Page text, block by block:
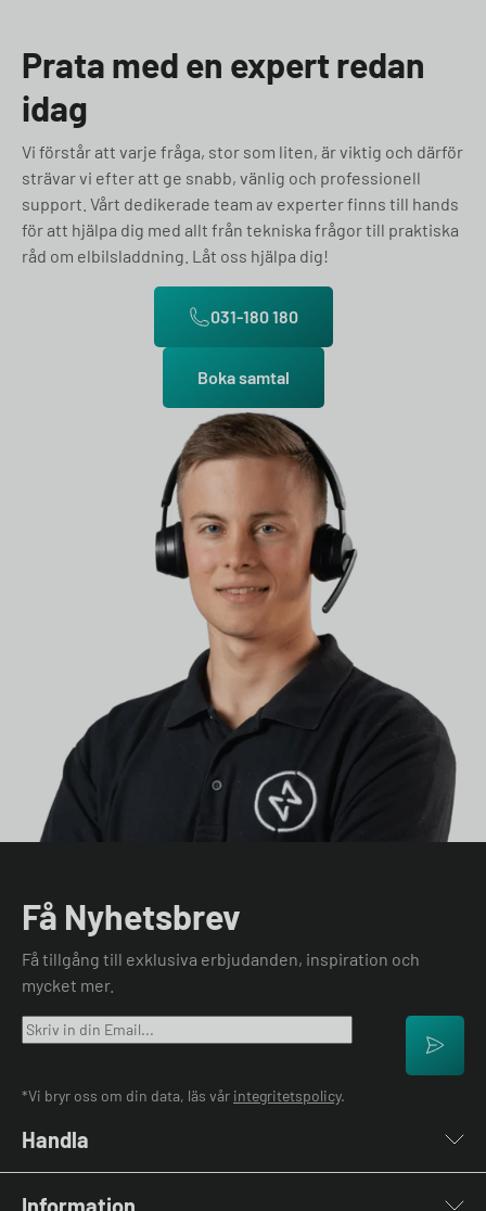
Prata med en expert redan
idag
Vi förstår att varje fråga, stor som liten, är viktig och därför
strävar vi efter att ge snabb, vänlig och professionell
support. Vårt dedikerade team av experter finns till hands
för att hjälpa dig med allt från tekniska frågor till praktiska
råd om elbilsladdning. Låt oss hjälpa dig!
031-180 180
Boka samtal
Få Nyhetsbrev
Få tillgång till exklusiva erbjudanden, inspiration och
mycket mer.
*Vi bryr oss om din data, läs vår integritetspolicy.
Handla